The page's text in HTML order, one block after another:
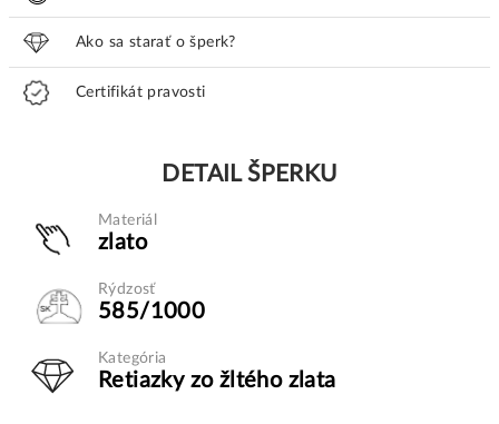
Ako sa starať o šperk?
Certifikát pravosti
DETAIL ŠPERKU
Materiál
zlato
Rýdzosť
585/1000
Kategória
Retiazky zo žltého zlata